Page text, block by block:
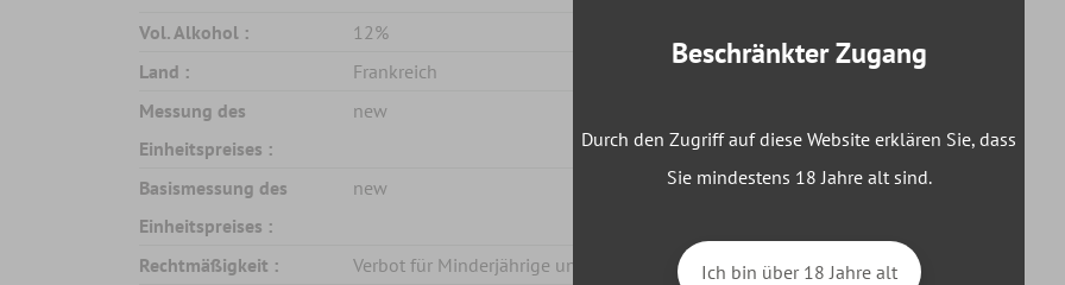
Vol. Alkohol :
12%
Land :
Frankreich
Messung des
Einheitspreises :
new
Basismessung des
Einheitspreises :
new
Rechtmäßigkeit :
Verbot für Minderjährige unter 18 Jahren
Beschränkter Zugang
Durch den Zugriff auf diese Website erklären Sie, dass
Sie mindestens 18 Jahre alt sind.
Ich bin über 18 Jahre alt